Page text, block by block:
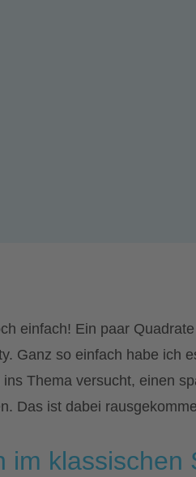
einfach! Ein paar
Ganz so einfach habe ich
Thema versucht, einen
Das ist dabei
im klassischen